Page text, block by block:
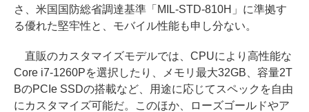
さ、米国国防総省調達基準「MIL-STD-810H」に準拠す
る優れた堅牢性と、モバイル性能も申し分ない。
直販のカスタマイズモデルでは、CPUにより高性能な
Core i7-1260Pを選択したり、メモリ最大32GB、容量2T
BのPCIe SSDの搭載など、用途に応じてスペックを自由
にカスタマイズ可能だ。このほか、ローズゴールドやア